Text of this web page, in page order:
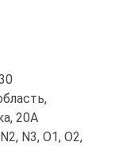
20А
N3, O1, O2,